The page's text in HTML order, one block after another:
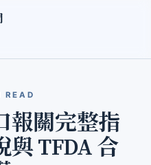
READ
報關完整指
與 TFDA 合